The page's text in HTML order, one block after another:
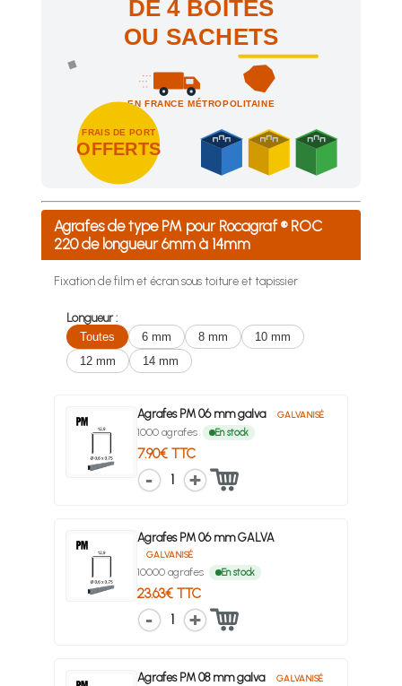
DE 4 BOÎTES
OU SACHETS
EN FRANCE MÉTROPOLITAINE
FRAIS DE PORT
OFFERTS
Achetez 4 sachets ou boîtes d'agrafes ou de pointes et
Agrafes de type PM pour Rocagraf ® ROC
220 de longueur 6mm à 14mm
Fixation de film et écran sous toiture et tapissier
Longueur :
Toutes
6 mm 8 mm
10 mm
12 mm
14 mm
Agrafes PM 06 mm galva GALVANISÉ
1000 agrafes En stock
7.90€ TTC
1
Agrafes PM 06 mm GALVA
GALVANISÉ
10000 agrafes En stock
23.63€ TTC
1
Agrafes PM 08 mm galva GALVANISÉ